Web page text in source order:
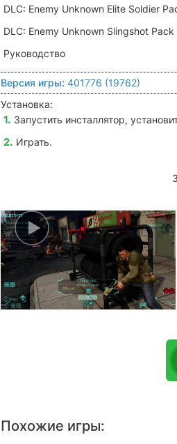
DLC: Enemy Unknown Elite Soldier
DLC: Enemy Unknown Slingshot Pack
Руководство
Версия игры: 401776 (19762)
Установка:
Запустить инсталлятор,
Играть.
Похожие игры: